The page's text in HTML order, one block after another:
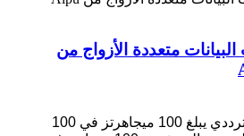
متعددة الأزواج من
>توفير نطاق ترددي يبلغ 100 ميجاهرتز في 100